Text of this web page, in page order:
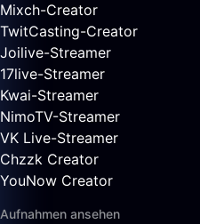
Mixch-Creator
TwitCasting-Creator
Joilive-Streamer
17live-Streamer
Kwai-Streamer
NimoTV-Streamer
VK Live-Streamer
Chzzk Creator
YouNow Creator
Aufnahmen ansehen